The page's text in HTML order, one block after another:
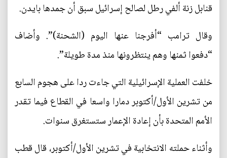
قنابل زنة ألفي رطل لصالح إسرائيل سبق أن جمدها بايدن.
وقال ترامب “أفرجنا عنها اليوم (الشحنة)”. وأضاف
“دفعوا ثمنها وهم ينتظرونها منذ مدة طويلة”.
خلفت العملية الإسرائيلية التي جاءت ردا على هجوم السابع
من تشرين الأول/أكتوبر دمارا واسعا في القطاع فيما تقدر
الأمم المتحدة بأن إعادة الإعمار ستستغرق سنوات.
وأثناء حملته الانتخابية في تشرين الأول/أكتوبر، قال قطب